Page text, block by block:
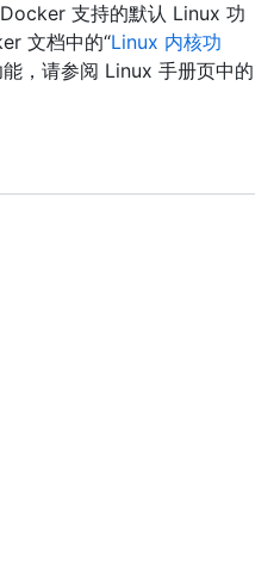
支持的默认 Linux 功
文档中的“Linux 内核功
，请参阅 Linux 手册页中的